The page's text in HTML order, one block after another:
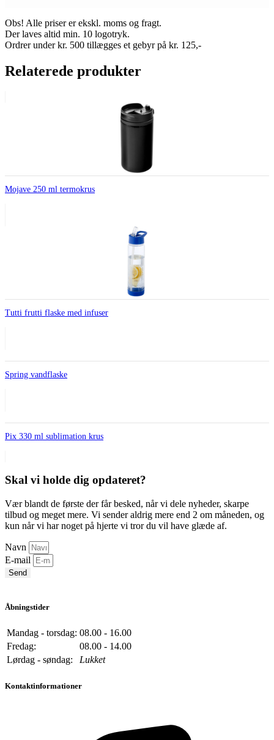
Obs! Alle priser er ekskl. moms og fragt.
Der laves altid min. 10 logotryk.
Ordrer under kr. 500 tillægges et gebyr på kr. 125,-
Relaterede produkter
Mojave 250 ml termokrus
Tutti frutti flaske med infuser
Spring vandflaske
Pix 330 ml sublimation krus
Skal vi holde dig opdateret?
Vær blandt de første der får besked, når vi dele nyheder, skarpe
tilbud og meget mere. Vi sender aldrig mere end 2 om måneden, og
kun når vi har noget på hjerte vi tror du vil have glæde af.
Navn
E-mail
Send
Åbningstider
Mandag - torsdag: 08.00 - 16.00
Fredag:
08.00 - 14.00
Lørdag - søndag:
Lukket
Kontaktinformationer